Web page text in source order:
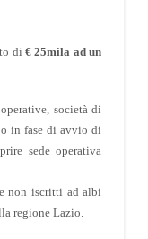
di € 25mila ad un
società di
in fase di avvio di
sede operativa
non iscritti ad albi
regione Lazio.